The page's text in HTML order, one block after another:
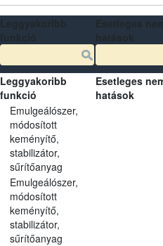
Leggyakoribb
funkció
Esetleges
hatások
Emulgeálószer,
módosított
keményítő,
stabilizátor,
sűrítőanyag
Emulgeálószer,
módosított
keményítő,
stabilizátor,
sűrítőanyag